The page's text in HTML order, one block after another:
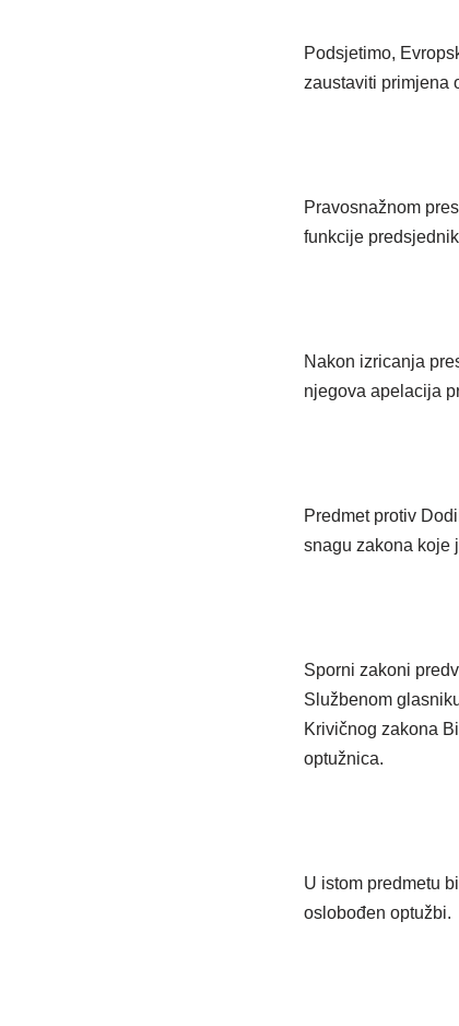
Podsjetimo,
zaustaviti primjena
Pravosnažnom
funkcije
Nakon izricanja
njegova apelacija
Predmet protiv
snagu zakona koje
Sporni zakoni
Službenom
Krivičnog zakona
optužnica.
U istom predmetu
oslobođen optužbi.